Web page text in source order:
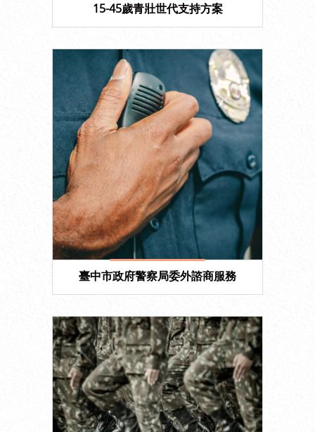
15-45歲青壯世代支持方案
臺中市政府警察局委外諮商服務